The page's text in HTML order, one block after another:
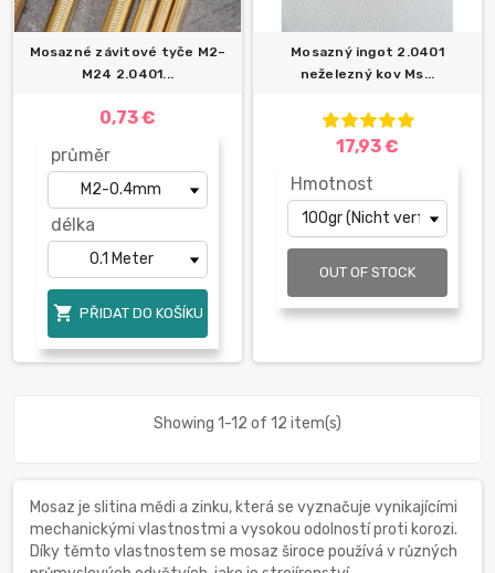
Mosazné závitové tyče M2–
M24 2.0401...
0,73 €
průměr
délka
 PŘIDAT DO KOŠÍKU
Mosazný ingot 2.0401
neželezný kov Ms...
17,93 €
Hmotnost
OUT OF STOCK
Showing 1-12 of 12 item(s)
Mosaz je slitina mědi a zinku, která se vyznačuje vynikajícími
mechanickými vlastnostmi a vysokou odolností proti korozi.
Díky těmto vlastnostem se mosaz široce používá v různých